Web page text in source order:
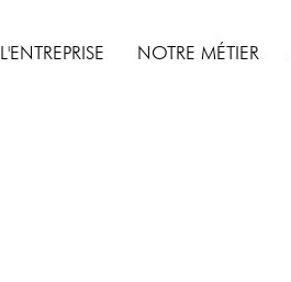
L'ENTREPRISE NOTRE MÉTIER